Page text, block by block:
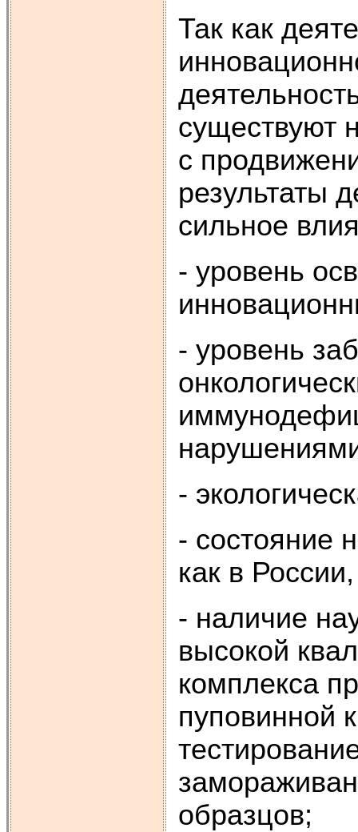
Так как
существуют
с
результаты
сильное
- уровень
- уровень
-
- состояние
как в
- наличие
высокой
комплекса
пуповинной
образцов;